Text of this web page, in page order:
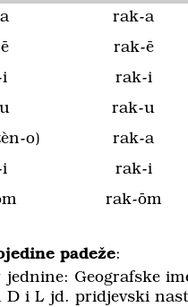
rak-a
rak-ē
i rak-i
rak-u
o) rak-a
i rak-i
rak-ōm
padeže:
jednine: Geografske
D i L jd. pridjevski